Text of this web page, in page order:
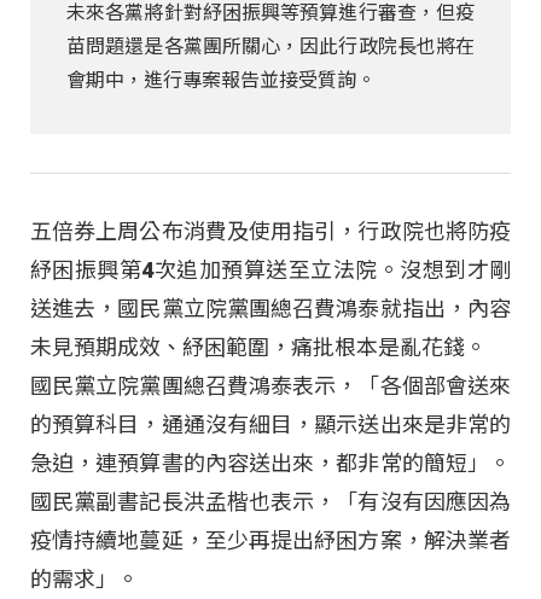
未來各黨將針對紓困振興等預算進行審查，但疫
苗問題還是各黨團所關心，因此行政院長也將在
會期中，進行專案報告並接受質詢。
五倍券上周公布消費及使用指引，行政院也將防疫
紓困振興第4次追加預算送至立法院。沒想到才剛
送進去，國民黨立院黨團總召費鴻泰就指出，內容
未見預期成效、紓困範圍，痛批根本是亂花錢。
國民黨立院黨團總召費鴻泰表示，「各個部會送來
的預算科目，通通沒有細目，顯示送出來是非常的
急迫，連預算書的內容送出來，都非常的簡短」。
國民黨副書記長洪孟楷也表示，「有沒有因應因為
疫情持續地蔓延，至少再提出紓困方案，解決業者
的需求」。